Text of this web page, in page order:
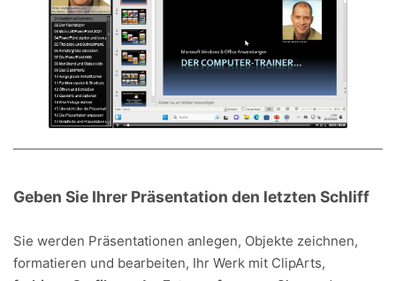
Geben Sie Ihrer Präsentation den letzten Schliff
Sie werden Präsentationen anlegen, Objekte zeichnen,
formatieren und bearbeiten, Ihr Werk mit ClipArts,